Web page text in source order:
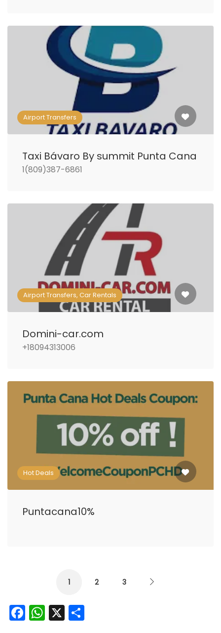
Airport Transfers
Taxi Bávaro By summit Punta Cana
1(809)387-6861
Airport Transfers, Car Rentals
Domini-car.com
+18094313006‬
Hot Deals
Puntacana10%
1 2 3
Facebook
WhatsApp
X